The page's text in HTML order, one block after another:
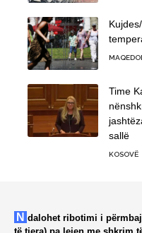
Time
sallë
KOSOVË
Ndalohet ribotimi i përmbajtjes (lajmeve dhe të gjitha shkrimeve